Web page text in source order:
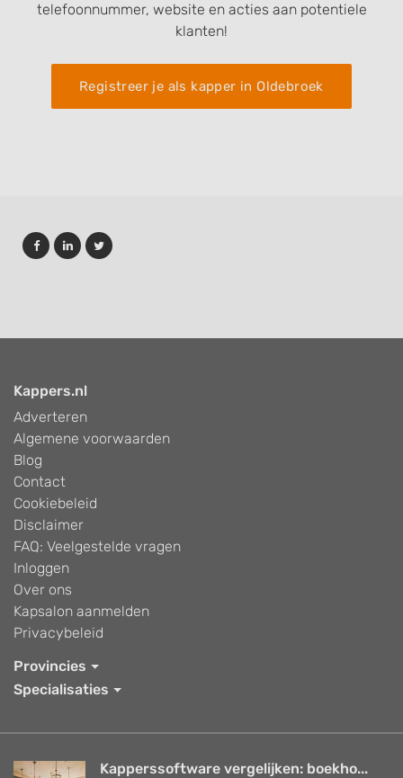
telefoonnummer, website en acties aan potentiele
klanten!
Registreer je als kapper in Oldebroek
Kappers.nl
Adverteren
Algemene voorwaarden
Blog
Contact
Cookiebeleid
Disclaimer
FAQ: Veelgestelde vragen
Inloggen
Over ons
Kapsalon aanmelden
Privacybeleid
Provincies
Specialisaties
Kapperssoftware vergelijken: boekho...